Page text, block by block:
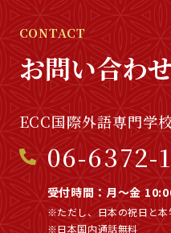
CONTACT
お問い合わ
ECC国際外語専門学
06-6372-
受付時間：月～金
※ただし、日本の祝日と本
※日本国内通話無料